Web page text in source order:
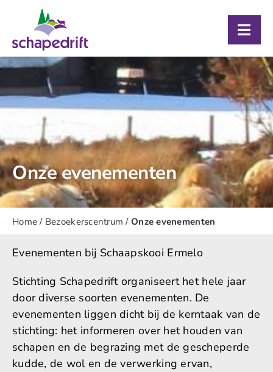
inhoud
Over ons
Bezoekerscentrum
Schaapskooi
Agenda
Contact
Onze evenementen
Home / Bezoekerscentrum /Onze evenementen
Evenementen bij Schaapskooi Ermelo
Stichting Schapedrift organiseert het hele jaar
door diverse soorten evenementen. De
evenementen liggen dicht bij de kerntaak van de
stichting: het informeren over het houden van
schapen en de begrazing met de gescheperde
kudde, de wol en de verwerking ervan,